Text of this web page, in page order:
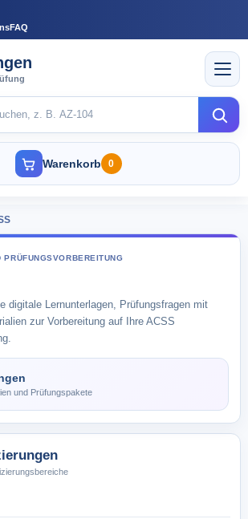
FAQ
Warenkorb 0
PRÜFUNGSVORBEREITUNG
digitale Lernunterlagen, Prüfungsfragen mit
zur Vorbereitung auf Ihre ACSS
und Prüfungspakete